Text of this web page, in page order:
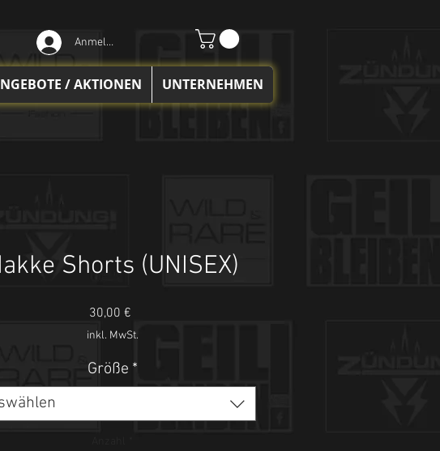
Anmelden
Shorts (UNISEX)
30,00 €
inkl. MwSt.
Größe *
/ AKTIONEN UNTERNEHMEN